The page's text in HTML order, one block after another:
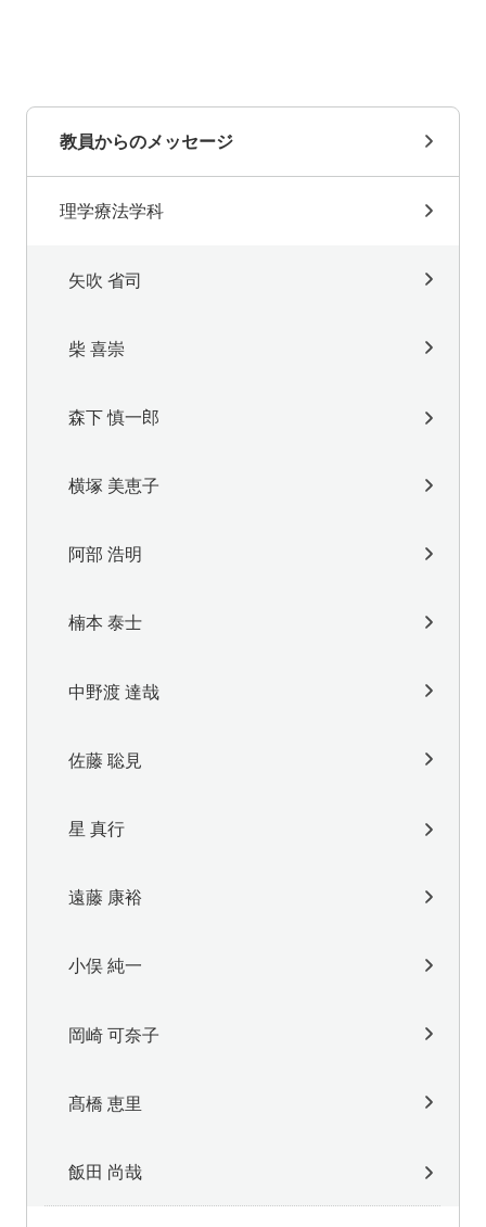
教員からのメッセージ
理学療法学科
矢吹 省司
柴 喜崇
森下 慎一郎
横塚 美恵子
阿部 浩明
楠本 泰士
中野渡 達哉
佐藤 聡見
星 真行
遠藤 康裕
小俣 純一
岡崎 可奈子
髙橋 恵里
飯田 尚哉